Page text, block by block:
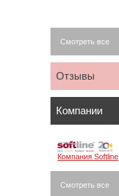
Смотреть все
Отзывы
Компании
Компания Softline
Смотреть все